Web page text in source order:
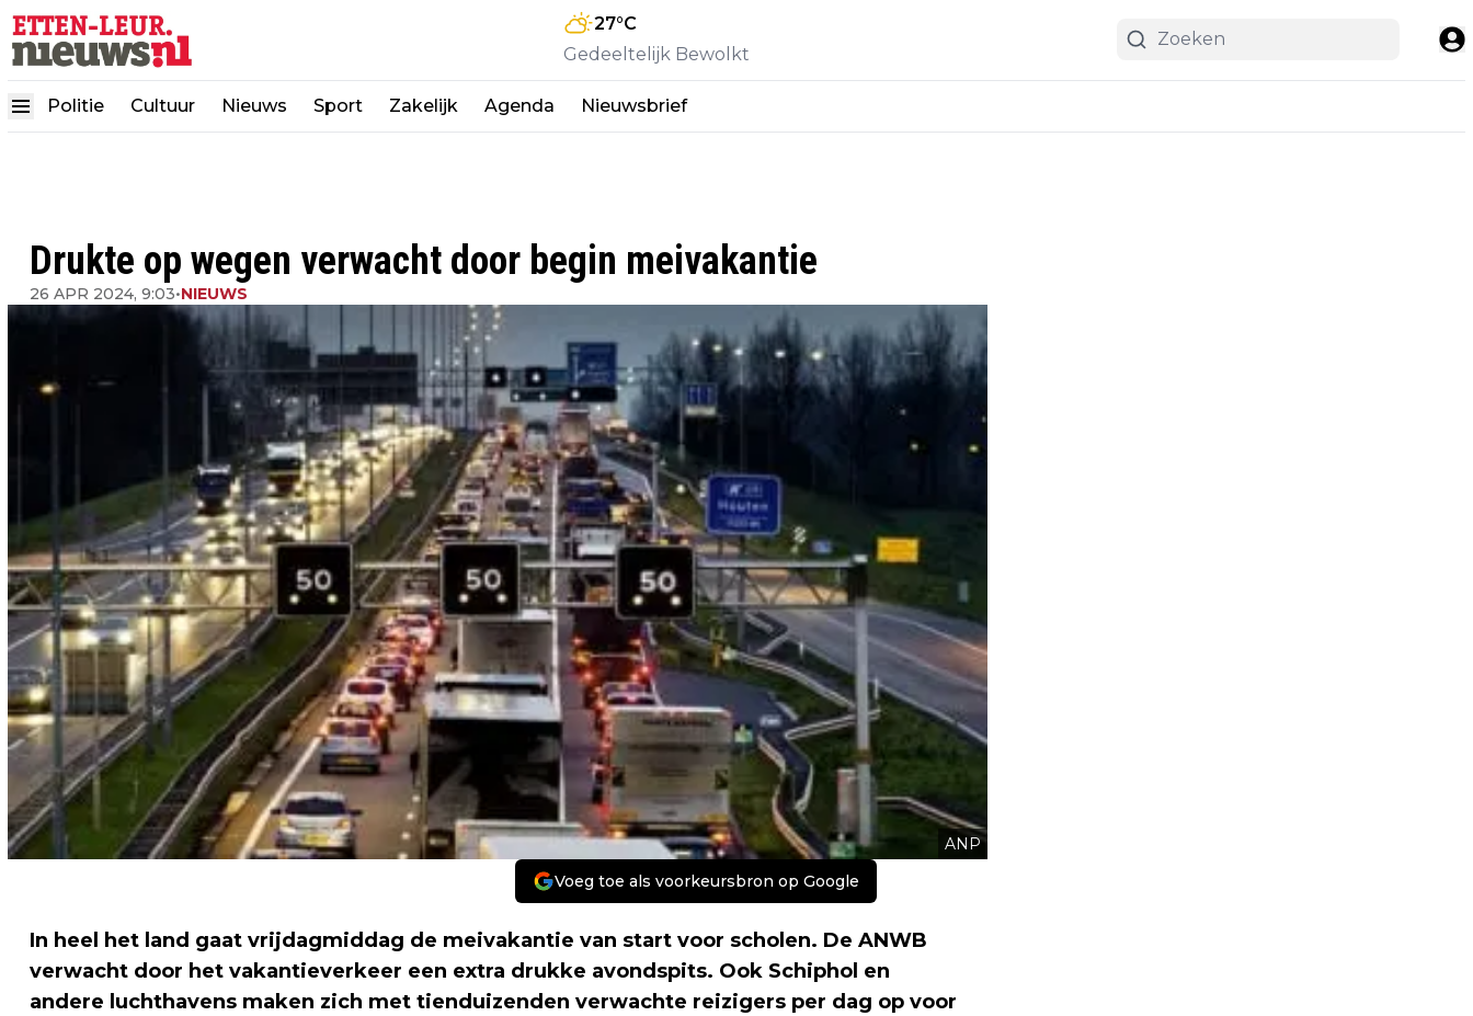
27°C
Gedeeltelijk Bewolkt
Politie Cultuur Nieuws Sport Zakelijk Agenda Nieuwsbrief
Drukte op wegen verwacht door begin meivakantie
26 APR 2024, 9:03•NIEUWS
ANP
Voeg toe als voorkeursbron op Google
In heel het land gaat vrijdagmiddag de meivakantie van start voor scholen. De ANWB
verwacht door het vakantieverkeer een extra drukke avondspits. Ook Schiphol en
andere luchthavens maken zich met tienduizenden verwachte reizigers per dag op voor